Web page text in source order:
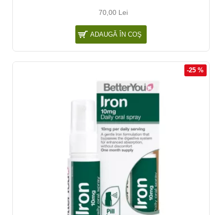
70,00 Lei
ADAUGĂ ÎN COŞ
-25 %